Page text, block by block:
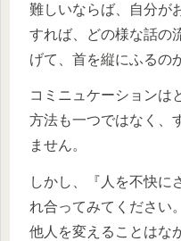
難しいならば、自分が
すれば、どの様な話の
げて、首を縦にふるの
コミニュケーションは
方法も一つではなく、
ません。
しかし、『人を不快に
れ合ってみてください。
他人を変えることはな